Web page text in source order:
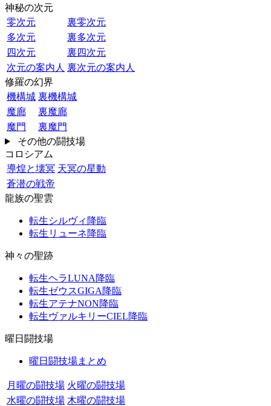
神秘の次元
零次元
裏零次元
多次元
裏多次元
四次元
裏四次元
次元の案内人 裏次元の案内人
修羅の幻界
機構城 裏機構城
魔廊
裏魔廊
魔門
裏魔門
その他の闘技場
コロシアム
導煌と壊冥 天冥の星動
蒼潜の戦帝
龍族の聖雲
転生シルヴィ降臨
転生リューネ降臨
神々の聖跡
転生ヘラLUNA降臨
転生ゼウスGIGA降臨
転生アテナNON降臨
転生ヴァルキリーCIEL降臨
曜日闘技場
曜日闘技場まとめ
月曜の闘技場 火曜の闘技場
水曜の闘技場 木曜の闘技場